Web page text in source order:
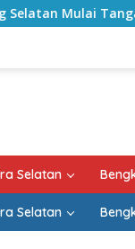
RA Basyid,
Selatan
Selatan